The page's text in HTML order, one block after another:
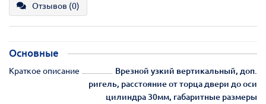
Отзывов (0)
Основные
Краткое описание
Врезной узкий вертикальный, доп.
ригель, расстояние от торца двери до оси
цилиндра 30мм, габаритные размеры